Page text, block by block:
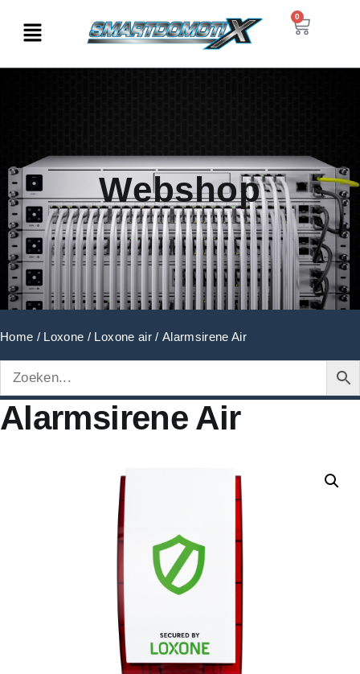
0
Webshop
Home / Loxone / Loxone air/ Alarmsirene Air
Alarmsirene Air